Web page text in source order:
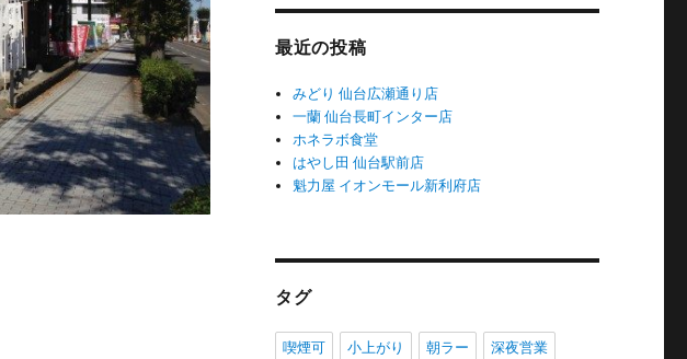
最近の投稿
みどり 仙台広瀬通り店
一蘭 仙台長町インター店
ホネラボ食堂
はやし田 仙台駅前店
魁力屋 イオンモール新利府店
タグ
喫煙可 小上がり 朝ラー 深夜営業